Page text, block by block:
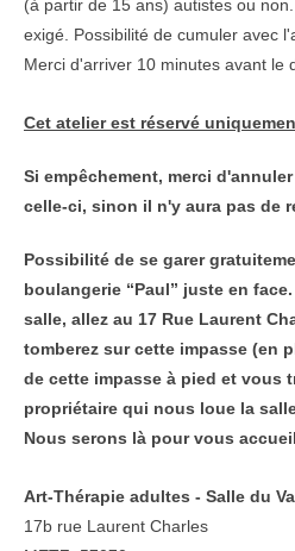
(à partir de 15 ans) autistes ou
exigé. Possibilité de cumuler avec
Merci d'arriver 10 minutes avant le
Cet atelier est réservé
Si empêchement, merci
celle-ci, sinon il n'y aura pas de
Possibilité de se garer
boulangerie “Paul” juste en
salle, allez au 17 Rue Laurent
tomberez sur cette impasse (en
de cette impasse à pied et vous
propriétaire qui nous loue la
Nous serons là pour vous
Art-Thérapie adultes - Salle du
17b rue Laurent Charles